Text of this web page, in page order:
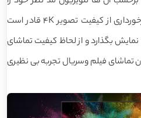
انتخاب کنید. این تلویزیون با برخورداری از کیفیت تصویر 4K قادر است
بگذارد و از لحاظ کیفیت تماشای
تماشای فیلم وسریال تجربه بی نظیری